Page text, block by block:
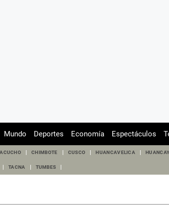
Mundo Deportes Economía Espectáculos
CHIMBOTE CUSCO HUANCAVELICA
TACNA TUMBES